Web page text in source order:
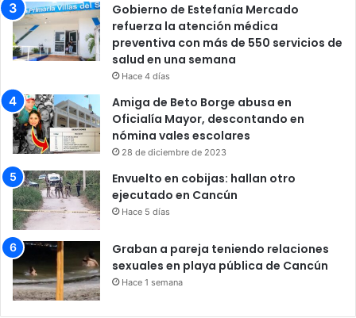
Gobierno de Estefanía Mercado
refuerza la atención médica
preventiva con más de 550 servicios de
salud en una semana
Hace 4 días
Amiga de Beto Borge abusa en
Oficialía Mayor, descontando en
nómina vales escolares
28 de diciembre de 2023
Envuelto en cobijas: hallan otro
ejecutado en Cancún
Hace 5 días
Graban a pareja teniendo relaciones
sexuales en playa pública de Cancún
Hace 1 semana